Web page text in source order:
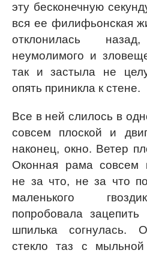
эту бесконечную
вся ее филифьонская
отклонилась
неумолимого и
так и застыла не
опять приникла к стене.
Все в ней слилось в
совсем плоской и
наконец, окно. Ветер
Оконная рама совсем
не за что, не за что
маленького
попробовала
шпилька согнулась.
стекло таз с